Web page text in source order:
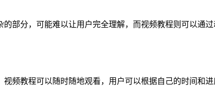
部分，可能难以让用户完全理解，而视频教程则可以通
频教程可以随时随地观看，用户可以根据自己的时间和进